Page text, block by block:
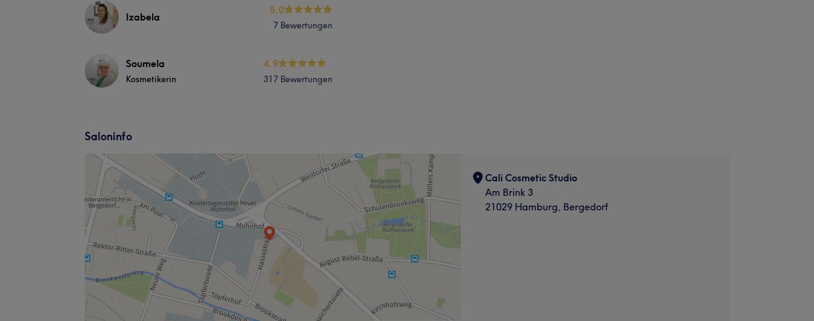
Izabela
5.0
7 Bewertungen
Soumela
Kosmetikerin
4.9
317 Bewertungen
Saloninfo
Cali Cosmetic Studio
Am Brink 3
21029 Hamburg, Bergedorf